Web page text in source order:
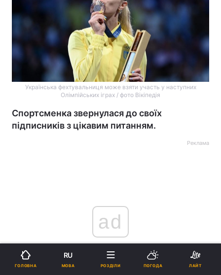
Українська фехтувальниця може взяти участь у наступних
Олімпійських іграх / фото Вікіпедія
Спортсменка звернулася до своїх
підписників з цікавим питанням.
Реклама
ad
ГОЛОВНА
RU
МОВА РОЗДІЛИ ПОГОДА ЛАЙТ